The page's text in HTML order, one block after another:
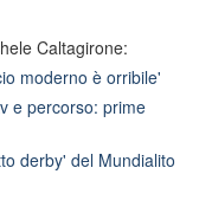
Caltagirone:
moderno è orribile'
e percorso: prime
derby' del Mundialito